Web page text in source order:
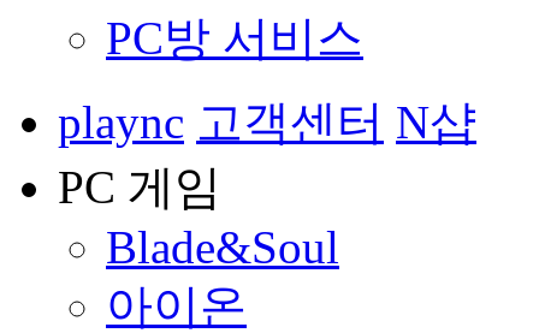
PC방 서비스
plaync 고객센터 N샵
PC 게임
Blade&Soul
아이온